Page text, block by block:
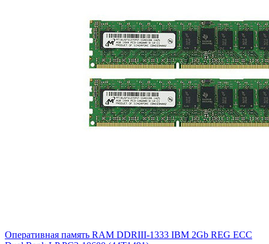
Оперативная память RAM DDRIII-1333 IBM 2Gb REG ECC